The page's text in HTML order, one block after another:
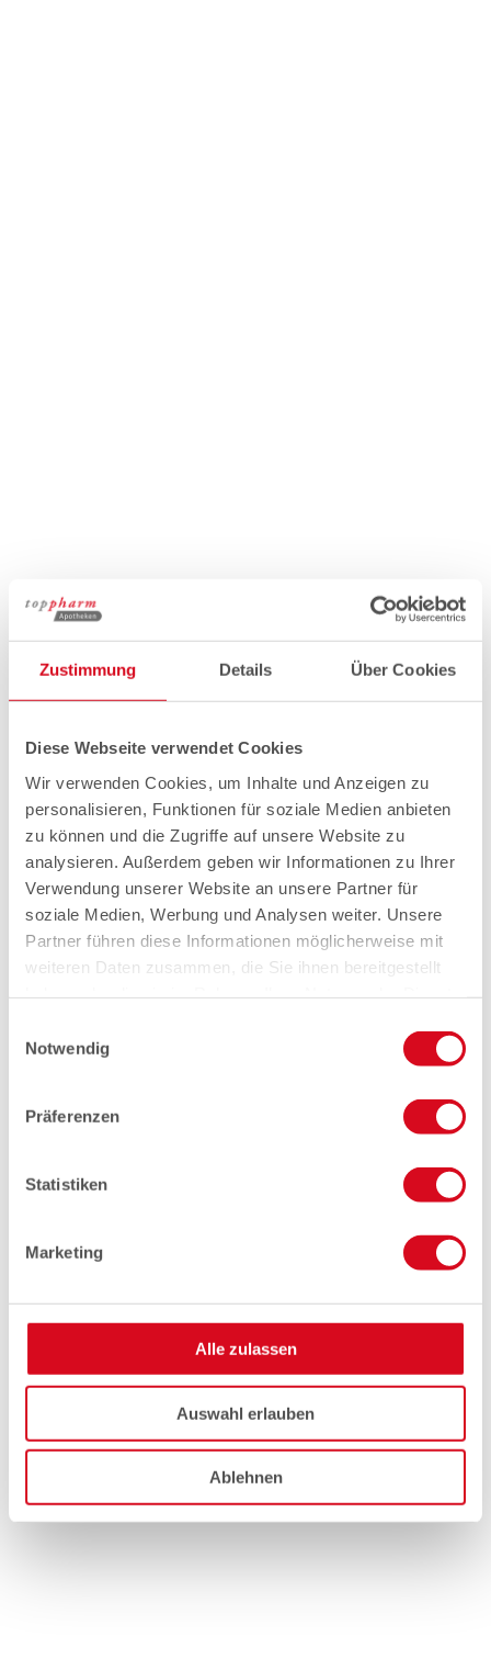
Zustimmung Details Über Cookies
Diese Webseite verwendet Cookies
Wir verwenden Cookies, um Inhalte und Anzeigen zu
personalisieren, Funktionen für soziale Medien anbieten
zu können und die Zugriffe auf unsere Website zu
analysieren. Außerdem geben wir Informationen zu Ihrer
Verwendung unserer Website an unsere Partner für
soziale Medien, Werbung und Analysen weiter. Unsere
Partner führen diese Informationen möglicherweise mit
weiteren Daten zusammen, die Sie ihnen bereitgestellt
Notwendig
Präferenzen
Statistiken
Marketing
Alle zulassen
Auswahl erlauben
Ablehnen